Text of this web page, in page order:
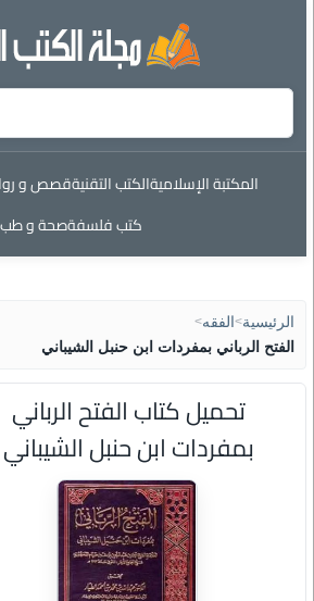
المكتبة الإسلاميةالكتب التقنيةقصص و
كتب فلسفةصحة و طب
الرئيسية> الفقه>
الفتح الرباني بمفردات ابن حنبل الشيباني
تحميل كتاب الفتح الرباني
بمفردات ابن حنبل الشيباني